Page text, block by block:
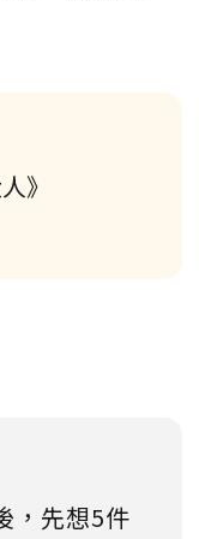
》
，先想5件